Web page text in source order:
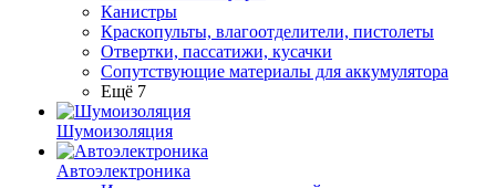
Канистры
Краскопульты, влагоотделители, пистолеты
Отвертки, пассатижи, кусачки
Сопутствующие материалы для аккумулятора
Ещё 7
Шумоизоляция
Автоэлектроника